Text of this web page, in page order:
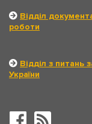
Відділ
роботи
Відділ з питань
України